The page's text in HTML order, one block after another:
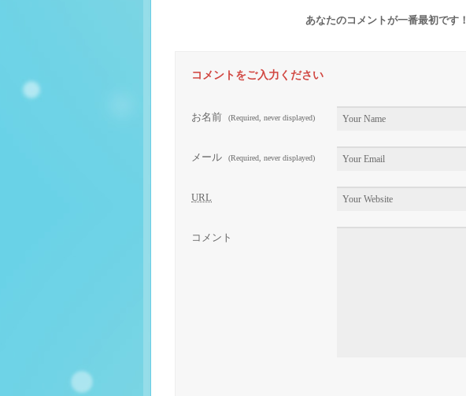
あなたのコメントが一番最初です！
コメントをご入力ください
お名前 (Required, never displayed)
メール (Required, never displayed)
URL
コメント